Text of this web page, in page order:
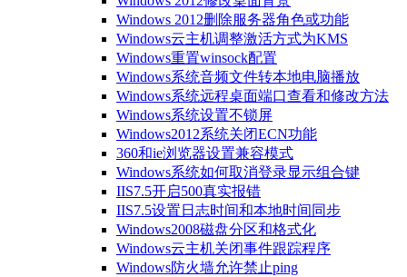
Windows 2012删除服务器角色或功能
Windows云主机调整激活方式为KMS
Windows重置winsock配置
Windows系统音频文件转本地电脑播放
Windows系统远程桌面端口查看和修改方法
Windows系统设置不锁屏
Windows2012系统关闭ECN功能
360和ie浏览器设置兼容模式
Windows系统如何取消登录显示组合键
IIS7.5开启500真实报错
IIS7.5设置日志时间和本地时间同步
Windows2008磁盘分区和格式化
Windows云主机关闭事件跟踪程序
Windows防火墙允许禁止ping